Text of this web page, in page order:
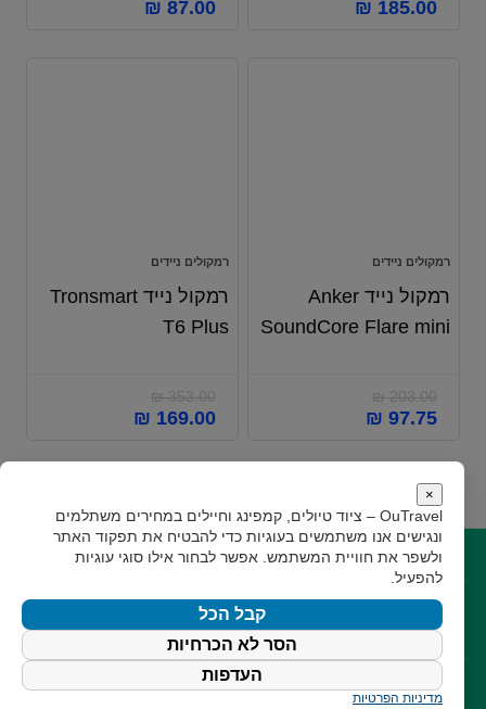
₪ 185.00
₪ 87.00
רמקולים ניידים
רמקול נייד Anker
SoundCore Flare mini
₪203.00
₪ 97.75
רמקולים ניידים
רמקול נייד Tronsmart
T6 Plus
₪353.00
₪ 169.00
קישורים
קצת עלינותקנוןגילוי נאותצור קשר
עקבו אחרינו
×
OuTravel – ציוד טיולים, קמפינג וחיילים במחירים משתלמים
ונגישים אנו משתמשים בעוגיות כדי להבטיח את תפקוד האתר
ולשפר את חוויית המשתמש. אפשר לבחור אילו סוגי עוגיות
להפעיל.
קבל הכל
הסר לא הכרחיות
העדפות
מדיניות הפרטיות